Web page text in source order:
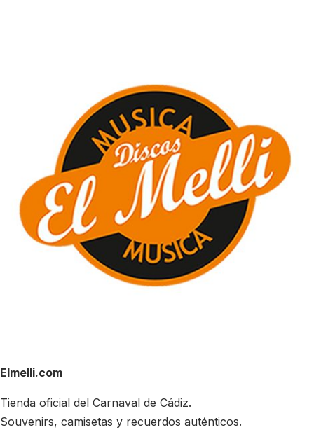
Elmelli.com
Tienda oficial del Carnaval de Cádiz.
Souvenirs, camisetas y recuerdos auténticos.